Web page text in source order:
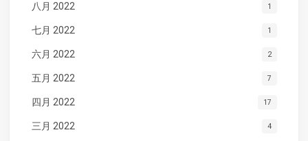
八月 2022 1
七月 2022 1
六月 2022 2
五月 2022 7
四月 2022 17
三月 2022 4